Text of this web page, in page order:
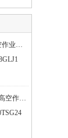
东风145高空作业车/高空作业车价格
江铃双排座高空作业车